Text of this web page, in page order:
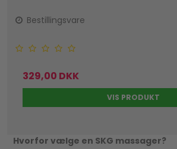
Bestillingsvare
329,00 DKK
VIS PRODUKT
Hvorfor vælge en SKG massager?